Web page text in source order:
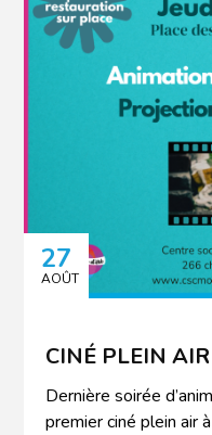
27
AOÛT
CINÉ PLEIN
Dernière soirée
premier ciné plein air